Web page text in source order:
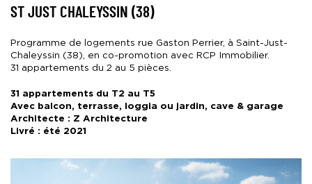
ST JUST CHALEYSSIN (38)
Publié
le
10
2019
Programme de logements rue Gaston Perrier, à Saint-Just-
Chaleyssin (38), en co-promotion avec RCP Immobilier.
31 appartements du 2 au 5 pièces.
31 appartements du T2 au T5
Avec balcon, terrasse, loggia ou jardin, cave & garage
Architecte : Z Architecture
Livré : été 2021